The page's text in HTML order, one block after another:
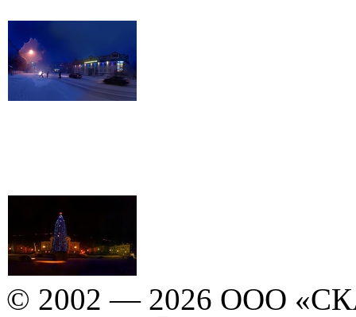
© 2002 — 2026 ООО